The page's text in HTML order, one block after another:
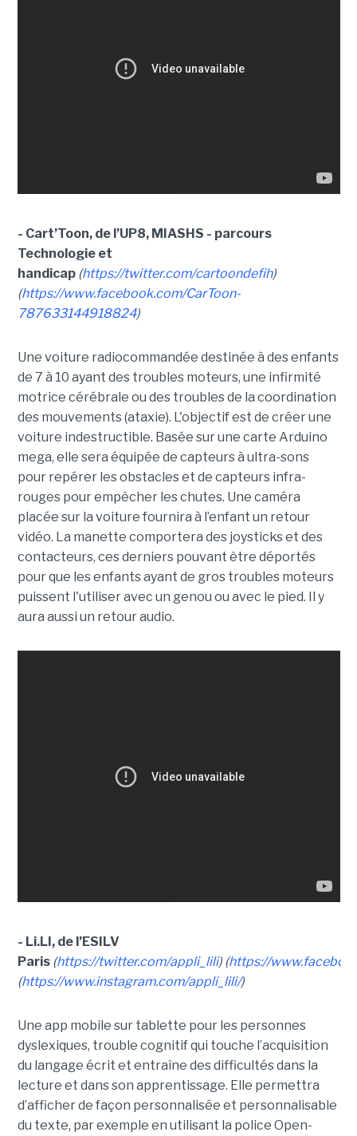
- Cart’Toon, de l’UP8, MIASHS - parcours
Technologie et
handicap (https://twitter.com/cartoondefih)
(https://www.facebook.com/CarToon-
787633144918824)
Une voiture radiocommandée destinée à des enfants
de 7 à 10 ayant des troubles moteurs, une infirmité
motrice cérébrale ou des troubles de la coordination
des mouvements (ataxie). L'objectif est de créer une
voiture indestructible. Basée sur une carte Arduino
mega, elle sera équipée de capteurs à ultra-sons
pour repérer les obstacles et de capteurs infra-
rouges pour empêcher les chutes. Une caméra
placée sur la voiture fournira à l’enfant un retour
vidéo. La manette comportera des joysticks et des
contacteurs, ces derniers pouvant être déportés
pour que les enfants ayant de gros troubles moteurs
puissent l'utiliser avec un genou ou avec le pied. Il y
aura aussi un retour audio.
- Li.LI, de l’ESILV
Paris (https://twitter.com/appli_lili) (https://
(https://www.instagram.com/appli_lili/)
Une app mobile sur tablette pour les personnes
dyslexiques, trouble cognitif qui touche l’acquisition
du langage écrit et entraîne des difficultés dans la
lecture et dans son apprentissage. Elle permettra
d’afficher de façon personnalisée et personnalisable
du texte, par exemple en utilisant la police Open-